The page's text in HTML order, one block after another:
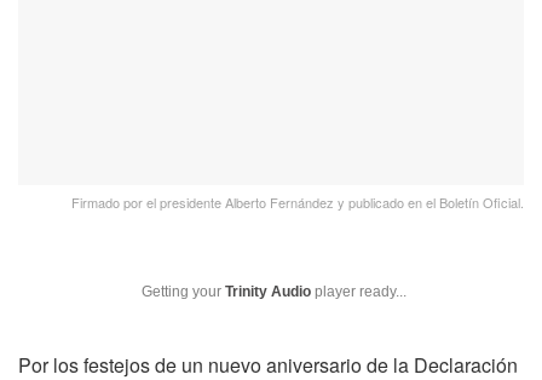
Firmado por el presidente Alberto Fernández y publicado en el Boletín Oficial.
Getting your Trinity Audio player ready...
Por los festejos de un nuevo aniversario de la Declaración